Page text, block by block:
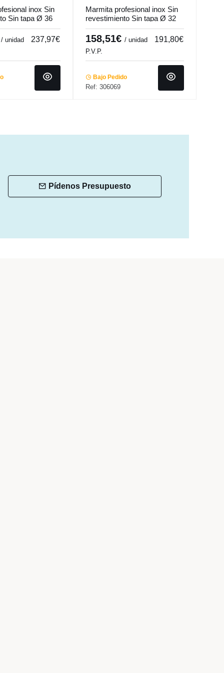
inox Sin
Sin tapa Ø 36
L Qualiplus...
/ unidad 237,97€
Marmita profesional inox Sin
revestimiento Sin tapa Ø 32
cm 32 cm 25 L Qualiplus...
158,51€/ unidad 191,80€
P.V.P.
Bajo Pedido
Ref: 306069
Pídenos Presupuesto